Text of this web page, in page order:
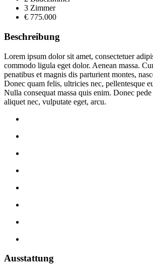
3 Zimmer
€ 775.000
Beschreibung
Lorem ipsum dolor sit amet, consectetuer
commodo ligula eget dolor. Aenean massa.
penatibus et magnis dis parturient montes,
Donec quam felis, ultricies nec, pellentesque
Nulla consequat massa quis enim. Donec
aliquet nec, vulputate eget, arcu.
Ausstattung